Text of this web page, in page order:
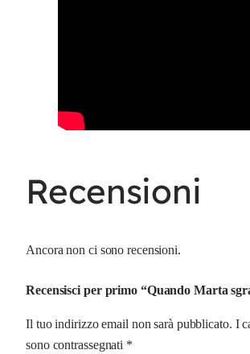
Recensioni
Ancora non ci sono recensioni.
Recensisci per primo “Quando Marta
Il tuo indirizzo email non sarà pubblicato. I
sono contrassegnati *